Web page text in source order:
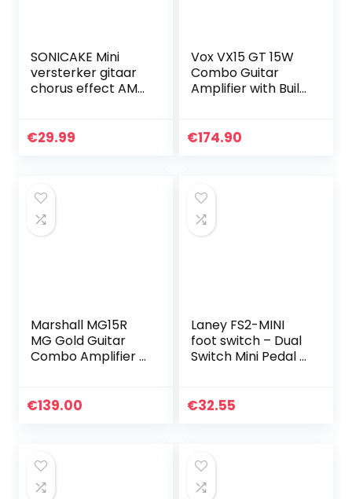
SONICAKE Mini
versterker gitaar
chorus effect AMP
oplaadbare gitaar
€29.99
Vox VX15 GT 15W
Combo Guitar
Amplifier with Built
€174.90
Marshall MG15R
MG Gold Guitar
Combo Amplifier –
€139.00
Laney FS2-MINI
foot switch – Dual
Switch Mini Pedal –
Lead
€32.55